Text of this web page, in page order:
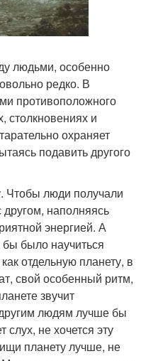
людьми, особенно
редко. В
противоположного
столкновениях и
охраняет
подавить другого
Чтобы люди получали
наполняясь
энергией. А
было научиться
отдельную планету, в
свой особенный ритм,
звучит
людям лучше бы
не хочется эту
планету лучше, не